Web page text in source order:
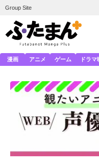
Group Site
漫画 アニメ ゲーム ドラマ